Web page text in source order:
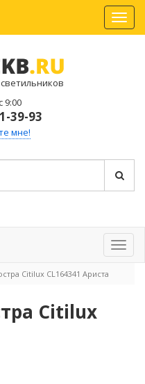
9:00
39-93
мне!
Citilux CL164341 Ариста
Citilux